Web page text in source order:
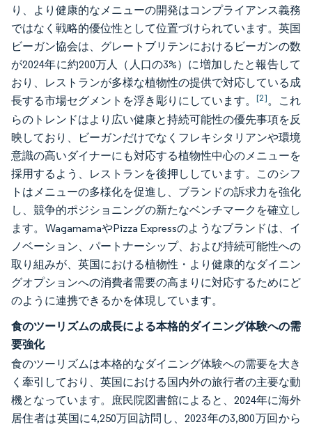
り、より健康的なメニューの開発はコンプライアンス義務
ではなく戦略的優位性として位置づけられています。英国
ビーガン協会は、グレートブリテンにおけるビーガンの数
が2024年に約200万人（人口の3%）に増加したと報告して
おり、レストランが多様な植物性の提供で対応している成
長する市場セグメントを浮き彫りにしています。 [2]。これ
らのトレンドはより広い健康と持続可能性の優先事項を反
映しており、ビーガンだけでなくフレキシタリアンや環境
意識の高いダイナーにも対応する植物性中心のメニューを
採用するよう、レストランを後押ししています。このシフ
トはメニューの多様化を促進し、ブランドの訴求力を強化
し、競争的ポジショニングの新たなベンチマークを確立し
ます。WagamamaやPizza Expressのようなブランドは、イ
ノベーション、パートナーシップ、および持続可能性への
取り組みが、英国における植物性・より健康的なダイニン
グオプションへの消費者需要の高まりに対応するためにど
のように連携できるかを体現しています。
食のツーリズムの成長による本格的ダイニング体験への需
要強化
食のツーリズムは本格的なダイニング体験への需要を大き
く牽引しており、英国における国内外の旅行者の主要な動
機となっています。庶民院図書館によると、2024年に海外
居住者は英国に4,250万回訪問し、2023年の3,800万回から